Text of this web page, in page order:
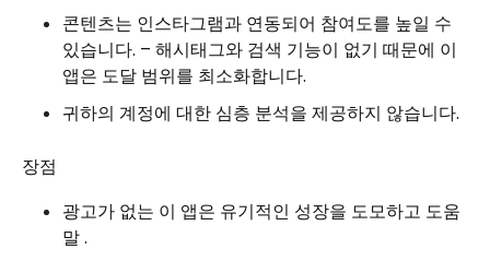
콘텐츠는 인스타그램과 연동되어 참여도를 높일 수
있습니다. – 해시태그와 검색 기능이 없기 때문에 이
앱은 도달 범위를 최소화합니다.
귀하의 계정에 대한 심층 분석을 제공하지 않습니다.
장점
광고가 없는 이 앱은 유기적인 성장을 도모하고 도움
말 .